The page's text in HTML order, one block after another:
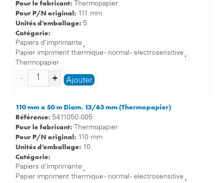
Pour le fabricant: Thermopapier
Pour P/N original: 111 mm
Unités d’emballage: 5
Catégorie:
Papiers d’imprimante ,
Papier impriment thermique - normal - electrosensitive ,
Thermopapier
Ajouter
110 mm x 50 m Diam. 13/63 mm (Thermopapier)
Référence: 5411050.005
Pour le fabricant: Thermopapier
Pour P/N original: 110 mm
Unités d’emballage: 10
Catégorie:
Papiers d’imprimante ,
Papier impriment thermique - normal - electrosensitive ,